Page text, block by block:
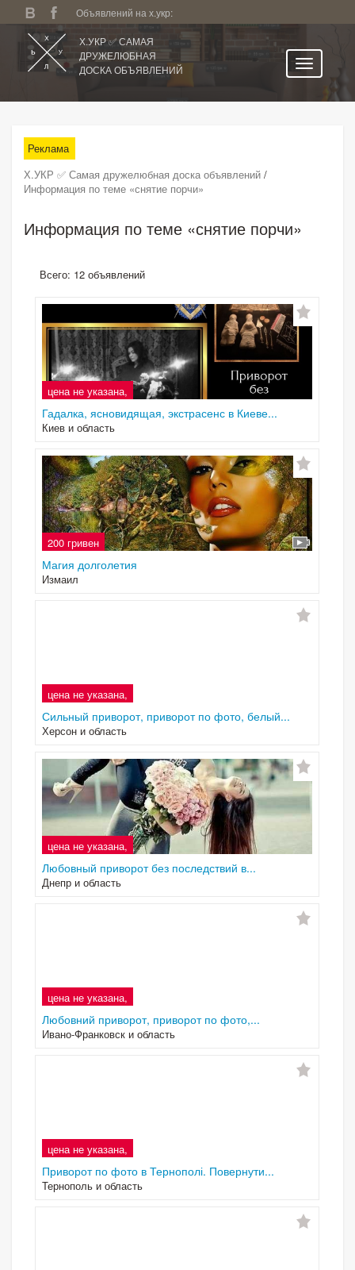
Объявлений на х.укр:
Х.УКР ✅ САМАЯ
ДРУЖЕЛЮБНАЯ
ДОСКА ОБЪЯВЛЕНИЙ
Все регионы
Категории
Избранное
Поиск по сайту
Реклама
Х.УКР ✅ Самая дружелюбная доска объявлений /
Информация по теме «снятие порчи»
Информация по теме «снятие порчи»
Всего: 12 объявлений
цена не указана,
Гадалка, ясновидящая, экстрасенс в Киеве...
Киев и область
200 гривен
Магия долголетия
Измаил
цена не указана,
Сильный приворот, приворот по фото, белый...
Херсон и область
цена не указана,
Любовный приворот без последствий в...
Днепр и область
цена не указана,
Любовний приворот, приворот по фото,...
Ивано-Франковск и область
цена не указана,
Приворот по фото в Тернополі. Повернути...
Тернополь и область